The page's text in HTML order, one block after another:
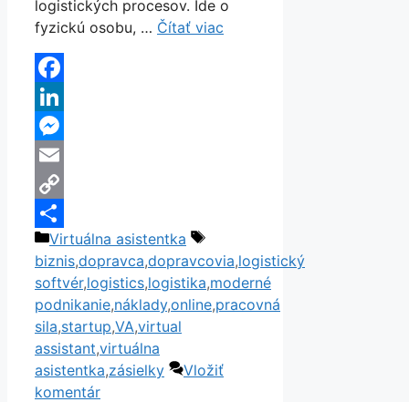
logistických procesov. Ide o
fyzickú osobu, … Čítať viac
Facebook
LinkedIn
Messenger
Email
Copy
Link
Share
Kategórie
Virtuálna asistentka
Značky
biznis,dopravca,dopravcovia,logistický
softvér,logistics,logistika,moderné
podnikanie,náklady,online,pracovná
sila,startup,VA,virtual
assistant,virtuálna
asistentka,zásielky
Vložiť
komentár